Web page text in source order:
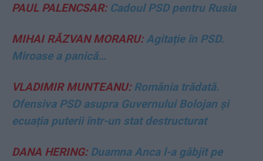
PAUL PALENCSAR:Cadoul PSD pentru Rusia
MIHAI RĂZVAN MORARU:Agitație în PSD.
Miroase a panică…
VLADIMIR MUNTEANU:România trădată.
Ofensiva PSD asupra Guvernului Bolojan și
ecuația puterii într-un stat destructurat
DANA HERING:Duamna Anca l-a găbjit pe